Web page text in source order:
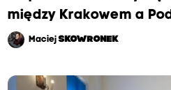
między Krakowem a
MaciejSKOWRONEK